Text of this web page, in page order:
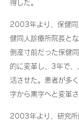
得した。
2003年より、保健同
健同人診療所院長と
倒産寸前だった保健
的に変革し、3年で
活させた。患者が多
字から黒字へと変革さ
2003年より、研究所